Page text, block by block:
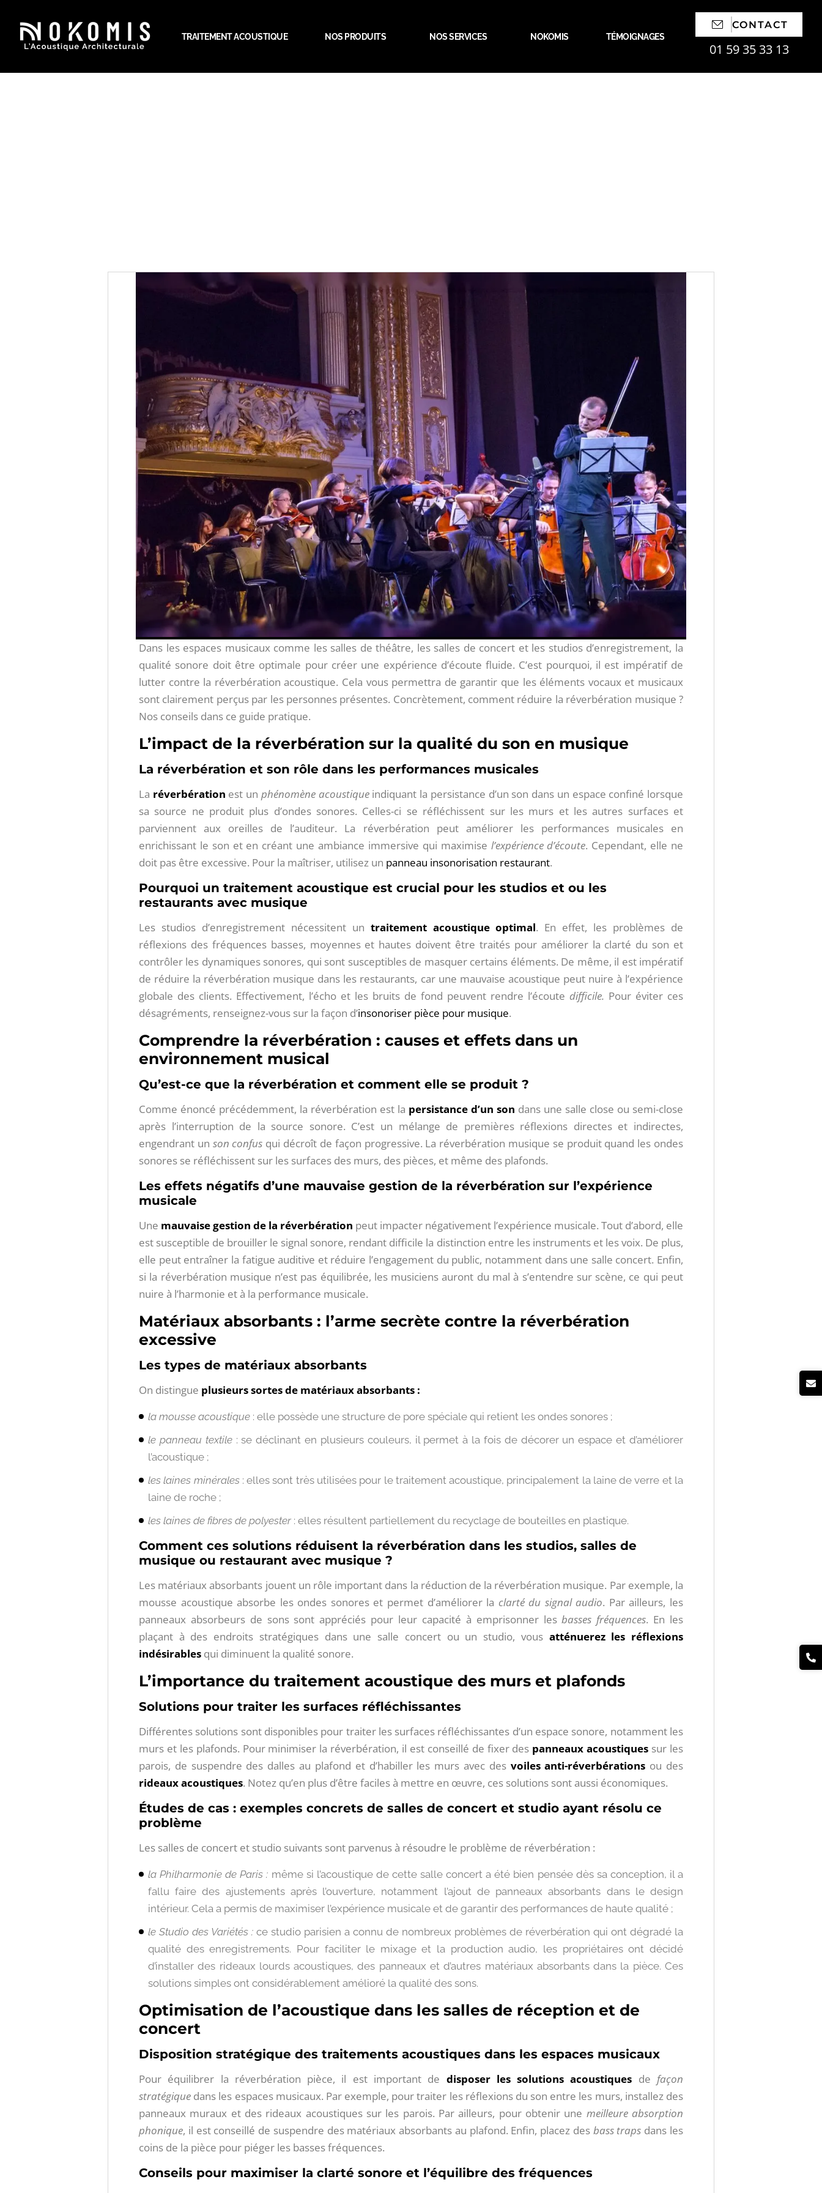
TRAITEMENT ACOUSTIQUE NOS PRODUITS NOS SERVICES NOKOMIS TÉMOIGNAGES
CONTACT
01 59 35 33 13
Dans les espaces musicaux comme les salles de théâtre, les salles de concert et les studios d’enregistrement, la
qualité sonore doit être optimale pour créer une expérience d’écoute fluide. C’est pourquoi, il est impératif de
lutter contre la réverbération acoustique. Cela vous permettra de garantir que les éléments vocaux et musicaux
sont clairement perçus par les personnes présentes. Concrètement, comment réduire la réverbération musique​ ?
Nos conseils dans ce guide pratique.
L’impact de la réverbération sur la qualité du son en musique
La réverbération et son rôle dans les performances musicales
La réverbération est un phénomène acoustiqueindiquant la persistance d’un son dans un espace confiné lorsque
sa source ne produit plus d’ondes sonores. Celles-ci se réfléchissent sur les murs et les autres surfaces et
parviennent aux oreilles de l’auditeur. La réverbération peut améliorer les performances musicales en
enrichissant le son et en créant une ambiance immersive qui maximise l’expérience d’écoute. Cependant, elle ne
doit pas être excessive. Pour la maîtriser, utilisez un panneau insonorisation restaurant.
Pourquoi un traitement acoustique est crucial pour les studios et ou les
restaurants avec musique
Les studios d’enregistrement nécessitent un traitement acoustique optimal. En effet, les problèmes de
réflexions des fréquences basses, moyennes et hautes doivent être traités pour améliorer la clarté du son et
contrôler les dynamiques sonores, qui sont susceptibles de masquer certains éléments. De même, il est impératif
de réduire la réverbération musique​ dans les restaurants, car une mauvaise acoustique peut nuire à l’expérience
globale des clients. Effectivement, l’écho et les bruits de fond peuvent rendre l’écoute difficile. Pour éviter ces
désagréments, renseignez-vous sur la façon d’insonoriser pièce pour musique.
Comprendre la réverbération : causes et effets dans un
environnement musical
Qu’est-ce que la réverbération et comment elle se produit ?
Comme énoncé précédemment, la réverbération est la persistance d’un son dans une salle close ou semi-close
après l’interruption de la source sonore. C’est un mélange de premières réflexions directes et indirectes,
engendrant un son confus qui décroît de façon progressive. La réverbération musique​ se produit quand les ondes
sonores se réfléchissent sur les surfaces des murs, des pièces, et même des plafonds.
Les effets négatifs d’une mauvaise gestion de la réverbération sur l’expérience
musicale
Une mauvaise gestion de la réverbération peut impacter négativement l’expérience musicale. Tout d’abord, elle
est susceptible de brouiller le signal sonore, rendant difficile la distinction entre les instruments et les voix. De plus,
elle peut entraîner la fatigue auditive et réduire l’engagement du public, notamment dans une salle concert. Enfin,
si la réverbération musique​ n’est pas équilibrée, les musiciens auront du mal à s’entendre sur scène, ce qui peut
nuire à l’harmonie et à la performance musicale.
Matériaux absorbants : l’arme secrète contre la réverbération
excessive
Les types de matériaux absorbants
On distingue plusieurs sortes de matériaux absorbants :
la mousse acoustique : elle possède une structure de pore spéciale qui retient les ondes sonores ;
le panneau textile: se déclinant en plusieurs couleurs, il permet à la fois de décorer un espace et d’améliorer
l’acoustique ;
les laines minérales: elles sont très utilisées pour le traitement acoustique, principalement la laine de verre et la
laine de roche ;
les laines de fibres de polyester : elles résultent partiellement du recyclage de bouteilles en plastique.
Comment ces solutions réduisent la réverbération dans les studios, salles de
musique ou restaurant avec musique ?
Les matériaux absorbants jouent un rôle important dans la réduction de la réverbération musique​. Par exemple, la
mousse acoustique absorbe les ondes sonores et permet d’améliorer la clarté du signal audio. Par ailleurs, les
panneaux absorbeurs de sons sont appréciés pour leur capacité à emprisonner lesbasses fréquences. En les
plaçant à des endroits stratégiques dans une salle concert ou un studio, vous atténuerez les réflexions
indésirables qui diminuent la qualité sonore.
L’importance du traitement acoustique des murs et plafonds
Solutions pour traiter les surfaces réfléchissantes
Différentes solutions sont disponibles pour traiter les surfaces réfléchissantes d’un espace sonore, notamment les
murs et les plafonds. Pour minimiser la réverbération, il est conseillé de fixer des panneaux acoustiques sur les
parois, de suspendre des dalles au plafond et d’habiller les murs avec des voiles anti-réverbérations ou des
rideaux acoustiques. Notez qu’en plus d’être faciles à mettre en œuvre, ces solutions sont aussi économiques.
Études de cas : exemples concrets de salles de concert et studio ayant résolu ce
problème
Les salles de concert et studio suivants sont parvenus à résoudre le problème de réverbération :
la Philharmonie de Paris : même si l’acoustique de cette salle concert a été bien pensée dès sa conception, il a
fallu faire des ajustements après l’ouverture, notamment l’ajout de panneaux absorbants dans le design
intérieur. Cela a permis de maximiser l’expérience musicale et de garantir des performances de haute qualité ;
le Studio des Variétés : ce studio parisien a connu de nombreux problèmes de réverbération qui ont dégradé la
qualité des enregistrements. Pour faciliter le mixage et la production audio, les propriétaires ont décidé
d’installer des rideaux lourds acoustiques, des panneaux et d’autres matériaux absorbants dans la pièce. Ces
solutions simples ont considérablement amélioré la qualité des sons.
Optimisation de l’acoustique dans les salles de réception et de
concert
Disposition stratégique des traitements acoustiques dans les espaces musicaux
Pour équilibrer la réverbération pièce, il est important de disposer les solutions acoustiques de façon
stratégique dans les espaces musicaux. Par exemple, pour traiter les réflexions du son entre les murs, installez des
panneaux muraux et des rideaux acoustiques sur les parois. Par ailleurs, pour obtenir une meilleure absorption
phonique, il est conseillé de suspendre des matériaux absorbants au plafond. Enfin, placez des bass traps dans les
coins de la pièce pour piéger les basses fréquences.
Conseils pour maximiser la clarté sonore et l’équilibre des fréquences